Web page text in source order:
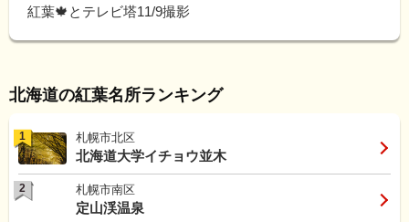
紅葉🍁とテレビ塔11/9撮影
北海道の紅葉名所ランキング
1 札幌市北区
北海道大学イチョウ並木
2 札幌市南区
定山渓温泉